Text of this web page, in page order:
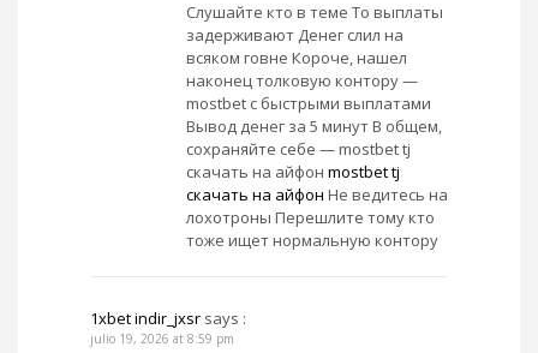
Слушайте кто в теме То выплаты
задерживают Денег слил на
всяком говне Короче, нашел
наконец толковую контору —
mostbet с быстрыми выплатами
Вывод денег за 5 минут В общем,
сохраняйте себе — mostbet tj
скачать на айфон mostbet tj
скачать на айфон Не ведитесь на
лохотроны Перешлите тому кто
тоже ищет нормальную контору
1xbet indir_jxsr says :
julio 19, 2026 at 8:59 pm